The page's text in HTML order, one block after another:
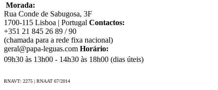
Morada:
Rua Conde de Sabugosa, 3F
1700-115 Lisboa | Portugal Contactos:
+351 21 845 26 89 / 90
(chamada para a rede fixa nacional)
geral@papa-leguas.com Horário:
09h30 às 13h00 - 14h30 às 18h00 (dias úteis)
RNAVT: 2275 | RNAAT 67/2014